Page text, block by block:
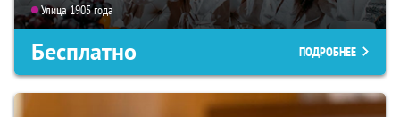
Улица 1905 года
Бесплатно ПОДРОБНЕЕ